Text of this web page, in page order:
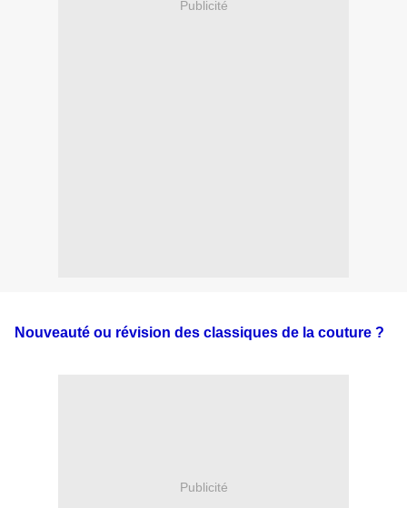
Publicité
Nouveauté ou révision des classiques de la couture ?
Publicité